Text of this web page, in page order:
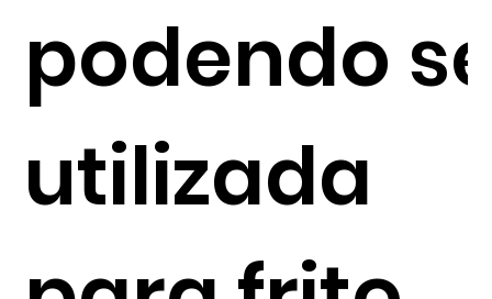
podendo
utilizada